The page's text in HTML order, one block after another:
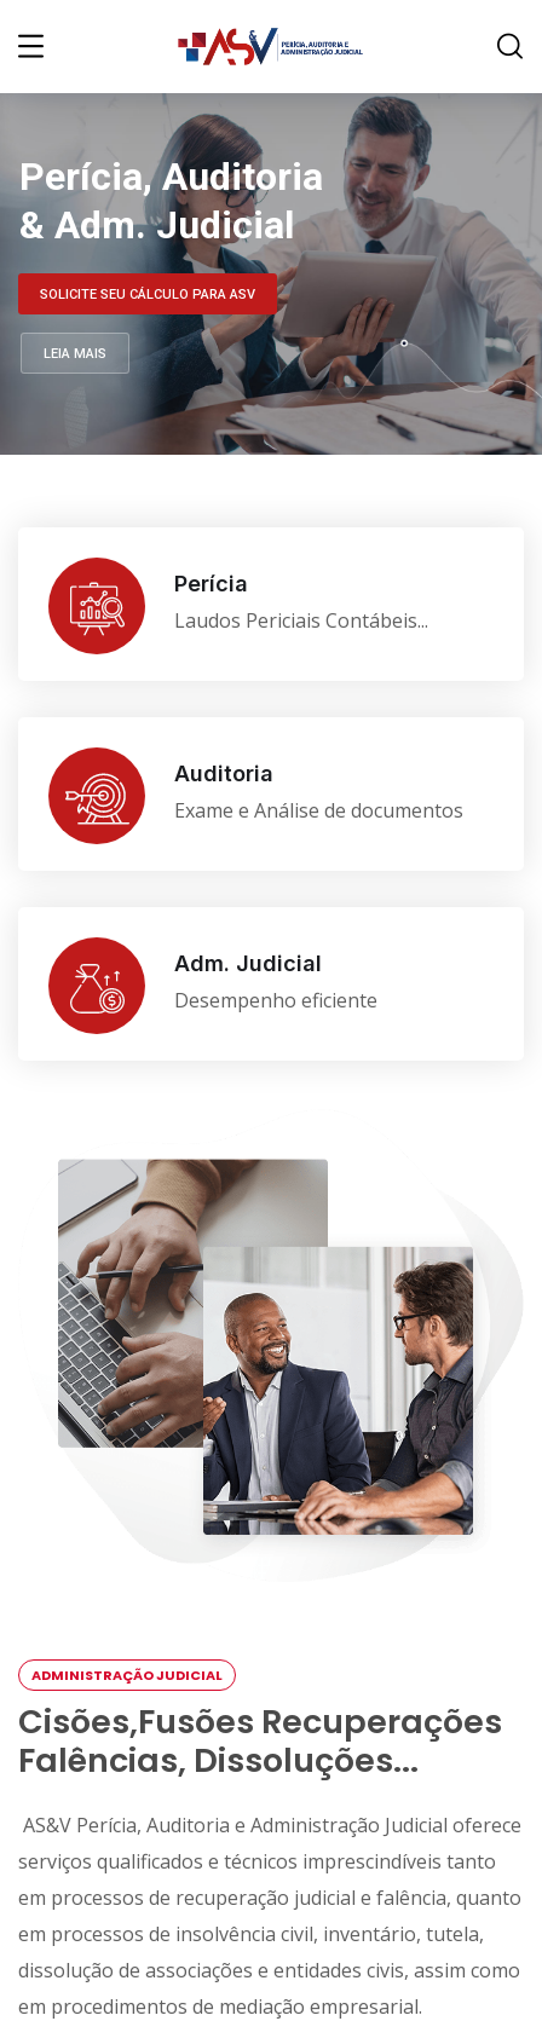
Perícia, Auditoria
& Adm. Judicial
SOLICITE SEU CÁLCULO PARA ASV
LEIA MAIS
Perícia
Laudos Periciais Contábeis...
Auditoria
Exame e Análise de documentos
Adm. Judicial
Desempenho eficiente
ADMINISTRAÇÃO JUDICIAL
Cisões,Fusões Recuperações
Falências, Dissoluções...
AS&V Perícia, Auditoria e Administração Judicial oferece
serviços qualificados e técnicos imprescindíveis tanto
em processos de recuperação judicial e falência, quanto
em processos de insolvência civil, inventário, tutela,
dissolução de associações e entidades civis, assim como
em procedimentos de mediação empresarial.